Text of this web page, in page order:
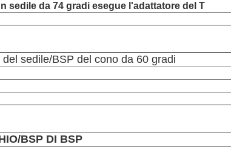
sedile da 74 gradi esegue l'adattatore del T
sedile/BSP del cono da 60 gradi
BSP DI BSP